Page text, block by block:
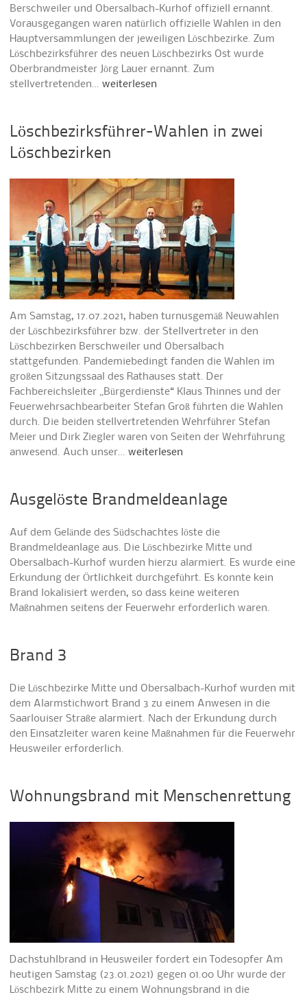
Berschweiler und Obersalbach-Kurhof offiziell ernannt.
Vorausgegangen waren natürlich offizielle Wahlen in den
Hauptversammlungen der jeweiligen Löschbezirke. Zum
Löschbezirksführer des neuen Löschbezirks Ost wurde
Oberbrandmeister Jörg Lauer ernannt. Zum
stellvertretenden…weiterlesen
Löschbezirksführer-Wahlen in zwei
Löschbezirken
Am Samstag, 17.07.2021, haben turnusgemäß Neuwahlen
der Löschbezirksführer bzw. der Stellvertreter in den
Löschbezirken Berschweiler und Obersalbach
stattgefunden. Pandemiebedingt fanden die Wahlen im
großen Sitzungssaal des Rathauses statt. Der
Fachbereichsleiter „Bürgerdienste“ Klaus Thinnes und der
Feuerwehrsachbearbeiter Stefan Groß führten die Wahlen
durch. Die beiden stellvertretenden Wehrführer Stefan
Meier und Dirk Ziegler waren von Seiten der Wehrführung
anwesend. Auch unser…weiterlesen
Ausgelöste Brandmeldeanlage
Auf dem Gelände des Südschachtes löste die
Brandmeldeanlage aus. Die Löschbezirke Mitte und
Obersalbach-Kurhof wurden hierzu alarmiert. Es wurde eine
Erkundung der Örtlichkeit durchgeführt. Es konnte kein
Brand lokalisiert werden, so dass keine weiteren
Maßnahmen seitens der Feuerwehr erforderlich waren.
Brand 3
Die Löschbezirke Mitte und Obersalbach-Kurhof wurden mit
dem Alarmstichwort Brand 3 zu einem Anwesen in die
Saarlouiser Straße alarmiert. Nach der Erkundung durch
den Einsatzleiter waren keine Maßnahmen für die Feuerwehr
Heusweiler erforderlich.
Wohnungsbrand mit Menschenrettung
Dachstuhlbrand in Heusweiler fordert ein Todesopfer Am
heutigen Samstag (23.01.2021) gegen 01.00 Uhr wurde der
Löschbezirk Mitte zu einem Wohnungsbrand in die